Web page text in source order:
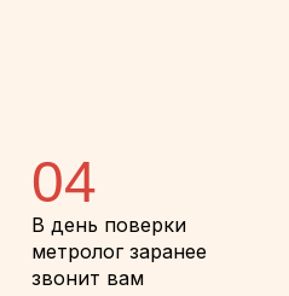
04
В день поверки
метролог заранее
звонит вам